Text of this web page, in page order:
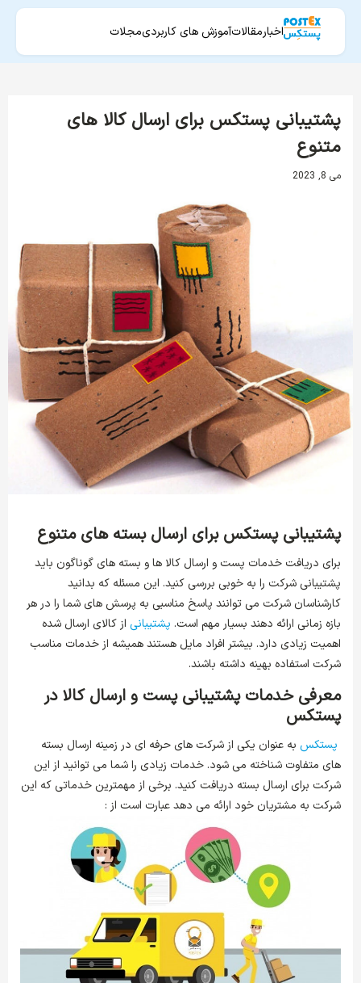
اخبارمقالاتآموزش های کاربردیمجلات
پشتیبانی پستکس برای ارسال کالا های
متنوع
می 8, 2023
پشتیبانی پستکس برای ارسال بسته های متنوع
برای دریافت خدمات پست و ارسال کالا ها و بسته های گوناگون باید
پشتیبانی شرکت را به خوبی بررسی کنید. این مسئله که بدانید
کارشناسان شرکت می‌ توانند پاسخ مناسبی به پرسش‌ های شما را در هر
بازه زمانی ارائه دهند بسیار مهم است. پشتیبانی از کالای ارسال شده
اهمیت زیادی دارد. بیشتر افراد مایل هستند همیشه از خدمات مناسب
شرکت استفاده بهینه داشته باشند.
معرفی خدمات پشتیبانی پست و ارسال کالا در
پستکس
پستکس به عنوان یکی از شرکت های حرفه ای در زمینه ارسال بسته
های متفاوت شناخته می شود. خدمات زیادی را شما می توانید از این
شرکت برای ارسال بسته دریافت کنید. برخی از مهمترین خدماتی که این
شرکت به مشتریان خود ارائه می دهد عبارت است از :